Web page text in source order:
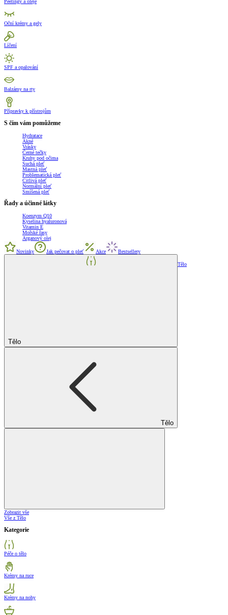
Peelingy a oleje
Oční krémy a gely
Líčení
SPF a opalování
Balzámy na rty
Přípravky k přístrojům
S čím vám pomůžeme
Hydratace
Akné
Vrásky
Černé tečky
Kruhy pod očima
Suchá pleť
Mastná pleť
Problematická pleť
Citlivá pleť
Normální pleť
Smíšená pleť
Řady a účinné látky
Koenzym Q10
Kyselina hyaluronová
Vitamin E
Mořské řasy
Arganový olej
Novinky Jak pečovat o pleť Akce Bestsellery
Tělo
Tělo
Tělo
Zobrazit vše
Vše z Tělo
Kategorie
Péče o tělo
Krémy na ruce
Krémy na nohy